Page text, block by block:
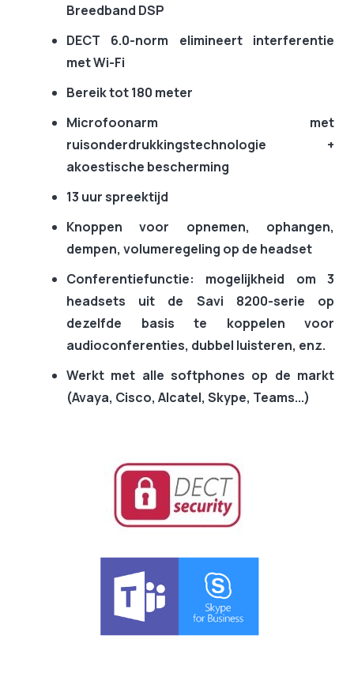
Breedband DSP
DECT 6.0-norm elimineert interferentie
met Wi-Fi
Bereik tot 180 meter
Microfoonarm met
ruisonderdrukkingstechnologie +
akoestische bescherming
13 uur spreektijd
Knoppen voor opnemen, ophangen,
dempen, volumeregeling op de headset
Conferentiefunctie: mogelijkheid om 3
headsets uit de Savi 8200-serie op
dezelfde basis te koppelen voor
audioconferenties, dubbel luisteren, enz.
Werkt met alle softphones op de markt
(Avaya, Cisco, Alcatel, Skype, Teams...)